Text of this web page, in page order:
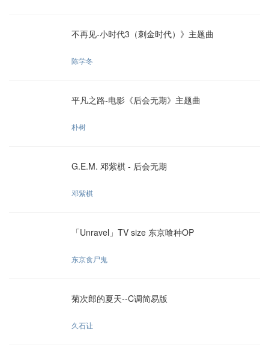
不再见-小时代3（刺金时代）》主题曲
陈学冬
平凡之路-电影《后会无期》主题曲
朴树
G.E.M. 邓紫棋 - 后会无期
邓紫棋
「Unravel」TV size 东京喰种OP
东京食尸鬼
菊次郎的夏天--C调简易版
久石让